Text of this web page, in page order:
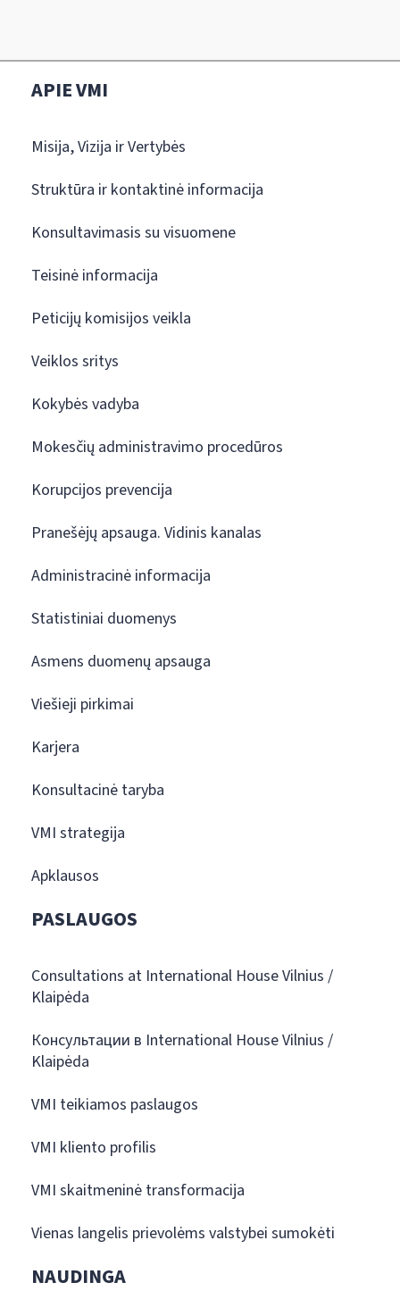
APIE VMI
Misija, Vizija ir Vertybės
Struktūra ir kontaktinė informacija
Konsultavimasis su visuomene
Teisinė informacija
Peticijų komisijos veikla
Veiklos sritys
Kokybės vadyba
Mokesčių administravimo procedūros
Korupcijos prevencija
Pranešėjų apsauga. Vidinis kanalas
Administracinė informacija
Statistiniai duomenys
Asmens duomenų apsauga
Viešieji pirkimai
Karjera
Konsultacinė taryba
VMI strategija
Apklausos
PASLAUGOS
Consultations at International House Vilnius /
Klaipėda
Консультации в International House Vilnius /
Klaipėda
VMI teikiamos paslaugos
VMI kliento profilis
VMI skaitmeninė transformacija
Vienas langelis prievolėms valstybei sumokėti
NAUDINGA